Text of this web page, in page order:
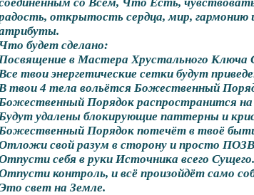
открытость сердца, мир, гармонию
Что будет сделано:
в Мастера Хрустального Ключа
твои энергетические сетки будут
твои 4 тела вольётся Божественный
Порядок распространится
удалены блокирующие паттерны и
Порядок потечёт в твоё
свой разум в сторону и просто
себя в руки Источника всего Сущего.
контроль, и всё произойдёт само
свет на Земле.